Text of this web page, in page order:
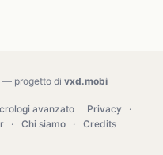
— progetto di vxd.mobi
avanzato Privacy
·
· Chi siamo · Credits